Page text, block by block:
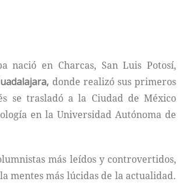
nació en Charcas, San Luis Potosí,
donde realizó sus primeros
se trasladó a la Ciudad de México
en la Universidad Autónoma de
más leídos y controvertidos,
mentes más lúcidas de la actualidad.